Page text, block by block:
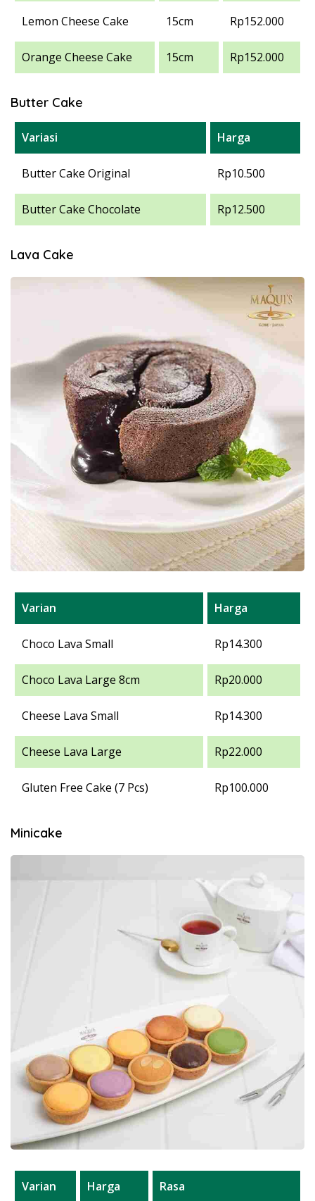
Lemon Cheese Cake 15cm Rp152.000
Orange Cheese Cake 15cm Rp152.000
Butter Cake
Variasi Harga
Butter Cake Original Rp10.500
Butter Cake Chocolate Rp12.500
Lava Cake
Varian Harga
Choco Lava Small Rp14.300
Choco Lava Large 8cm Rp20.000
Cheese Lava Small Rp14.300
Cheese Lava Large Rp22.000
Gluten Free Cake (7 Pcs) Rp100.000
Minicake
Varian Harga Rasa